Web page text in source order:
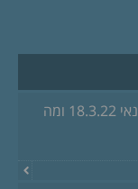
ארוע ניקיון בחוף בית ינאי 18.3.22 ומה